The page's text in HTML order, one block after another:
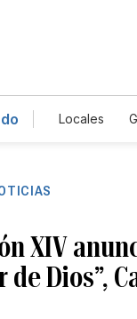
Locales
XIV
Dios”,